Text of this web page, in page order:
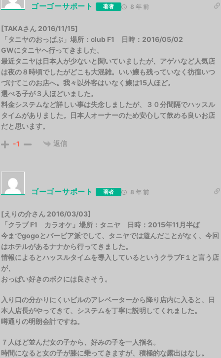
ゴーゴーサポート 著者 8 年 前
[TAKAさん 2016/11/15]
「タニヤのおっぱぶ」場所：club F1 日時：2016/05/02
GWにタニヤへ行ってきました。
最近タニヤは日本人が少ないと聞いていましたが、アゲハなど人気店
は夜の８時頃でしたがどこも大混雑。いい嬢も残っていなく彷徨いつ
づけてこのお店へ。我々以外客はいなく嬢は15人ほど。
選べる子が３人ほどいました。
料金システムなど詳しい事は失念しましたが、３０分間隔でハッスル
タイムがありました。日本人オーナーのため安心して飲める良いお店
だと思います。
-1 返信
ゴーゴーサポート 著者 8 年 前
[えりの介さん 2016/03/03]
「クラブ F1 カラオケ」場所：タニヤ 日時：2015年11月半ば
今までgogoとバービア派でして、タニヤでは遊んだことがなく、今回
はホテルがあるナナから行ってきました。
情報によるとハッスルタイムを導入しているというクラブF１と言う店
が、
おっぱい好きのボクには良さそう。
入り口の分かりにくいビルのアレベーターから降り店内に入ると、日
本人店長がやってきて、システムを丁寧に説明してくれました。
噂通りの明朗会計ですね。
７人ほど並んだ女の子から、好みの子を一人指名。
時間になると女の子が膝に乗ってきますが、積極的な露出はなし。